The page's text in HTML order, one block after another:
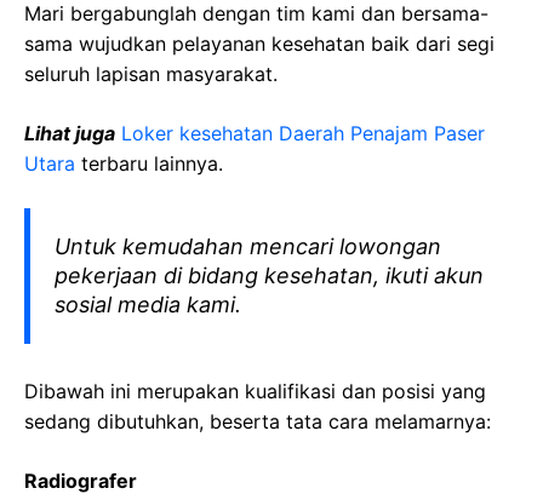
Mari bergabunglah dengan tim kami dan bersama-
sama wujudkan pelayanan kesehatan baik dari segi
seluruh lapisan masyarakat.
Lihat juga Loker kesehatan Daerah Penajam Paser
Utara terbaru lainnya.
Untuk kemudahan mencari lowongan
pekerjaan di bidang kesehatan, ikuti akun
sosial media kami.
Dibawah ini merupakan kualifikasi dan posisi yang
sedang dibutuhkan, beserta tata cara melamarnya:
Radiografer